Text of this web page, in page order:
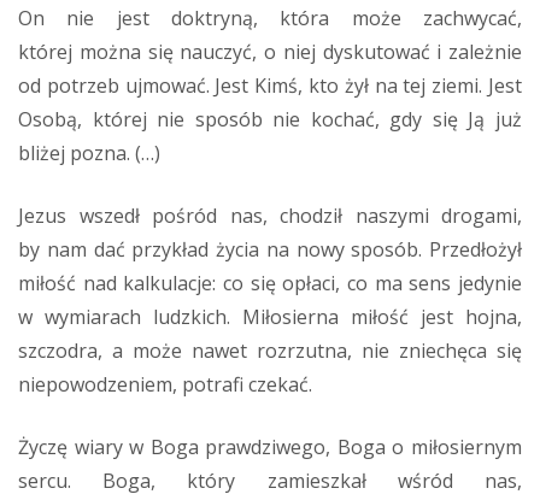
On nie jest doktryną, która może zachwycać,
której można się nauczyć, o niej dyskutować i zależnie
od potrzeb ujmować. Jest Kimś, kto żył na tej ziemi. Jest
Osobą, której nie sposób nie kochać, gdy się Ją już
bliżej pozna. (…)
Jezus wszedł pośród nas, chodził naszymi drogami,
by nam dać przykład życia na nowy sposób. Przedłożył
miłość nad kalkulacje: co się opłaci, co ma sens jedynie
w wymiarach ludzkich. Miłosierna miłość jest hojna,
szczodra, a może nawet rozrzutna, nie zniechęca się
niepowodzeniem, potrafi czekać.
Życzę wiary w Boga prawdziwego, Boga o miłosiernym
sercu. Boga, który zamieszkał wśród nas,